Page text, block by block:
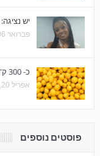
יש נציגה:
פברואר 06, 2020
כ- 300 ק"ג לימונים נגנבו במטע סמוך לקריית גת
אפריל 20, 2020
פוסטים נוספים